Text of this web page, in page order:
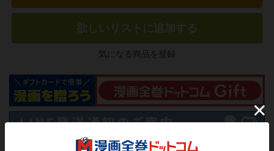
欲しいリストに追加する
気になる商品を登録